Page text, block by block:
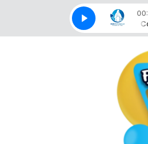
Rede Imaculada de Comunicação